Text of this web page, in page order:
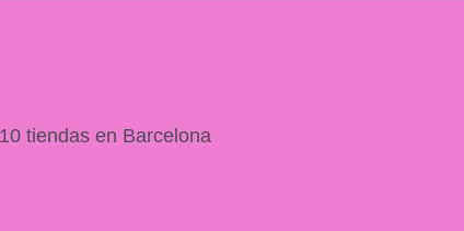
tiendas en Barcelona